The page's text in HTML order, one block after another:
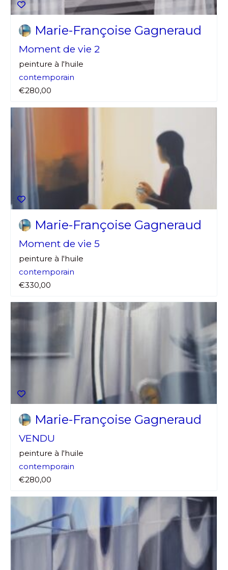
Marie-Françoise Gagneraud
Moment de vie 2
peinture à l'huile
contemporain
€280,00
Marie-Françoise Gagneraud
Moment de vie 5
peinture à l'huile
contemporain
€330,00
Marie-Françoise Gagneraud
VENDU
peinture à l'huile
contemporain
€280,00